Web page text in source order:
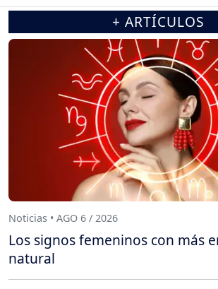
+ ARTÍCULOS
Noticias • AGO 6 / 2026
Los signos femeninos con más
natural